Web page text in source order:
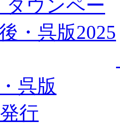
呉版
行